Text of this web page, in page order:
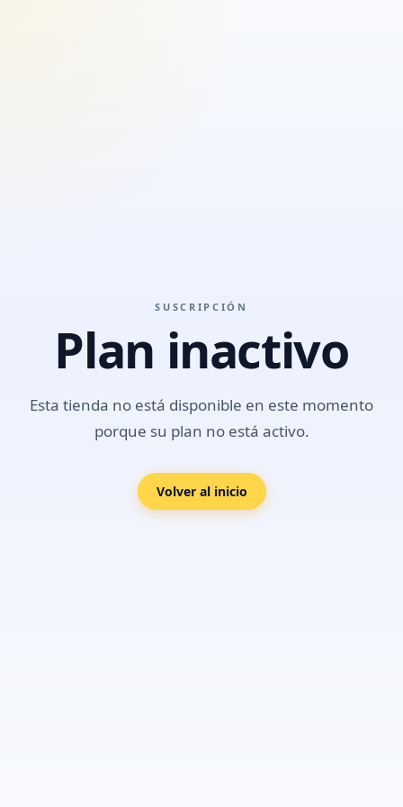
SUSCRIPCIÓN
Plan inactivo
Esta tienda no está disponible en este momento
porque su plan no está activo.
Volver al inicio